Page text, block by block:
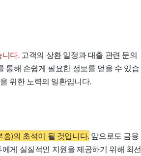
다. 고객의 상환 일정과 대출 관련 문의
통해 손쉽게 필요한 정보를 얻을 수 있습
위한 노력의 일환입니다.
)의 초석이 될 것입니다. 앞으로도 금융
게 실질적인 지원을 제공하기 위해 최선